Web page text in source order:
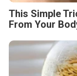
This Simple
From Your